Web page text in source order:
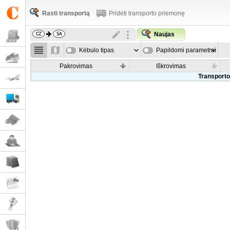
Rasti transportą Pridėti transporto priemonę
Naujas
Kėbulo tipas Papildomi parametrai
Pakrovimas
Iškrovimas